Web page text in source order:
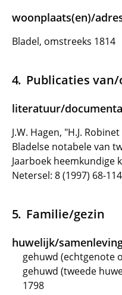
woonplaats(en)/
Bladel, omstreeks 1814
Publicaties
literatuur/
J.W. Hagen, "H.J.
Bladelse notabele van
Jaarboek heemkundige
Netersel: 8 (1997) 68-114
Familie/gezin
huwelijk/
gehuwd (echtgenote
gehuwd (tweede
1798